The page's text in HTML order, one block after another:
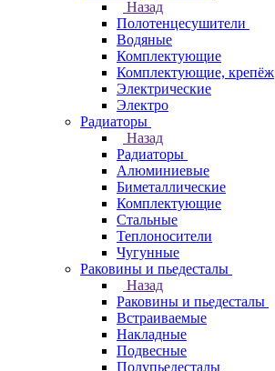
Назад
Полотенцесушители
Водяные
Комплектующие
Комплектующие, крепёж
Электрические
Электро
Радиаторы
Назад
Радиаторы
Алюминиевые
Биметаллические
Комплектующие
Стальные
Теплоносители
Чугунные
Раковины и пьедесталы
Назад
Раковины и пьедесталы
Встраиваемые
Накладные
Подвесные
Полупьедесталы